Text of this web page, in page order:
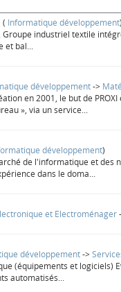
( Informatique développement)
industriel textile
bal...
développement->
en 2001, le but de
», via un service...
développement)
de l'informatique et
dans le doma...
et Electroménager
développement->
(équipements et logiciels)
automatisés...